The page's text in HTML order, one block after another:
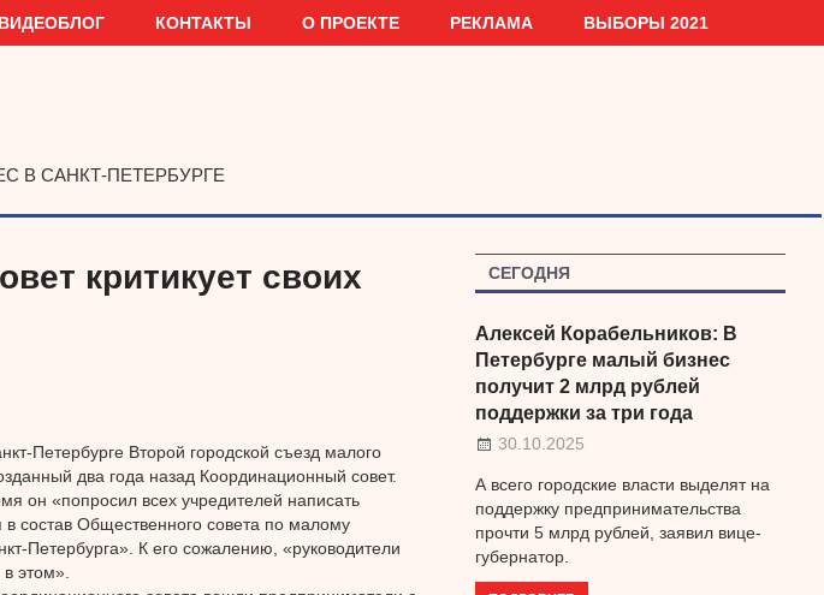
ВИДЕОБЛОГ КОНТАКТЫ О ПРОЕКТЕ РЕКЛАМА ВЫБОРЫ 2021
В САНКТ-ПЕТЕРБУРГЕ
критикует своих
Петербурге Второй городской съезд малого
два года назад Координационный совет.
он «попросил всех учредителей написать
состав Общественного совета по малому
Петербурга». К его сожалению, «руководители
этом».
СЕГОДНЯ
Алексей Корабельников: В
Петербурге малый бизнес
получит 2 млрд рублей
поддержки за три года
30.10.2025
А всего городские власти выделят на
поддержку предпринимательства
прочти 5 млрд рублей, заявил вице-
губернатор.